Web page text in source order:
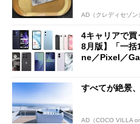
AD（クレディセゾン
4キャリアで買
8月版】「一
ne／Pixel／
すべてが絶景
AD（COCO VILLA